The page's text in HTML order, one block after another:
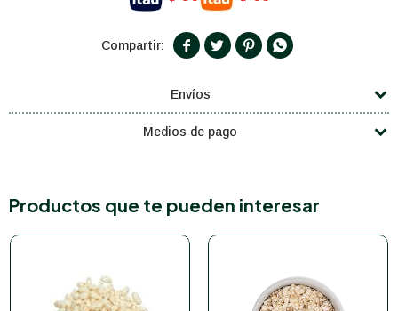
   
Envíos
Medios de pago
Productos que te pueden interesar